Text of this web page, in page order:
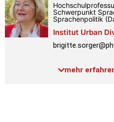
Schwerpunkt
Sprachenpolitik
Institut Urban
Raum:4.2.064
mehr